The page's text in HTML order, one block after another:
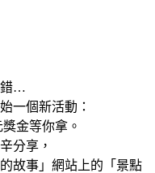
錯…
一個新活動：
金等你拿。
分享，
故事」網站上的「景點